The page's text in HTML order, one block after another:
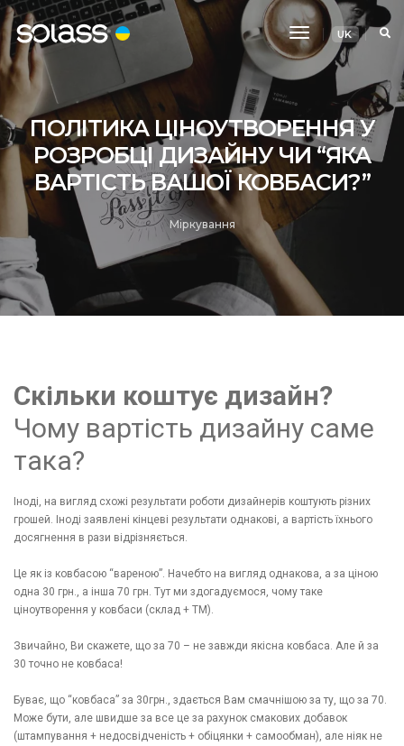
Перемикання
навігації
UK
ПОЛІТИКА ЦІНОУТВОРЕННЯ У
РОЗРОБЦІ ДИЗАЙНУ ЧИ “ЯКА
ВАРТІСТЬ ВАШОЇ КОВБАСИ?”
Міркування
Скільки коштує дизайн?
Чому вартість дизайну саме
така?
Іноді, на вигляд схожі результати роботи дизайнерів коштують різних
грошей. Іноді заявлені кінцеві результати однакові, а вартість їхнього
досягнення в рази відрізняється.
Це як із ковбасою “вареною”. Начебто на вигляд однакова, а за ціною
одна 30 грн., а інша 70 грн. Тут ми здогадуємося, чому таке
ціноутворення у ковбаси (склад + ТМ).
Звичайно, Ви скажете, що за 70 – не завжди якісна ковбаса. Але й за
30 точно не ковбаса!
Буває, що “ковбаса” за 30грн., здається Вам смачнішою за ту, що за 70.
Може бути, але швидше за все це за рахунок смакових добавок
(штампування + недосвідченість + обіцянки + самообман), але ніяк не